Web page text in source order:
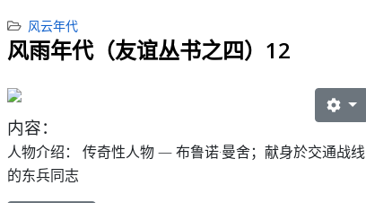
风云年代
风雨年代（友谊丛书之四）12
内容：
人物介绍：
传奇性人物 — 布鲁诺·曼舍；献身於交通战线
的东兵同志